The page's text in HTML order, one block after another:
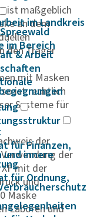
im Landkreis
im Bereich
& Arbeit
für Finanzen,
und innere
für Ordnung,
ist maßgeblich
an dem
den Träger
mit Masken
ist rechtlich
Systeme für
der
der
mit der
und
Maske
Laboren und